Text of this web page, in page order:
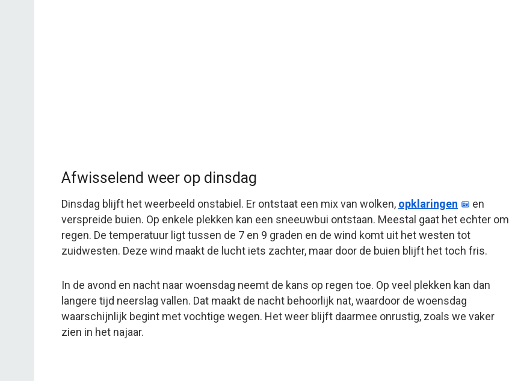
Afwisselend weer op dinsdag
Dinsdag blijft het weerbeeld onstabiel. Er ontstaat een mix van wolken, opklaringen
en
verspreide buien. Op enkele plekken kan een sneeuwbui ontstaan. Meestal gaat het echter om
regen. De temperatuur ligt tussen de 7 en 9 graden en de wind komt uit het westen tot
zuidwesten. Deze wind maakt de lucht iets zachter, maar door de buien blijft het toch fris.
In de avond en nacht naar woensdag neemt de kans op regen toe. Op veel plekken kan dan
langere tijd neerslag vallen. Dat maakt de nacht behoorlijk nat, waardoor de woensdag
waarschijnlijk begint met vochtige wegen. Het weer blijft daarmee onrustig, zoals we vaker
zien in het najaar.